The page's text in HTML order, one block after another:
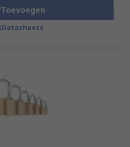
Toevoegen
Datasheets